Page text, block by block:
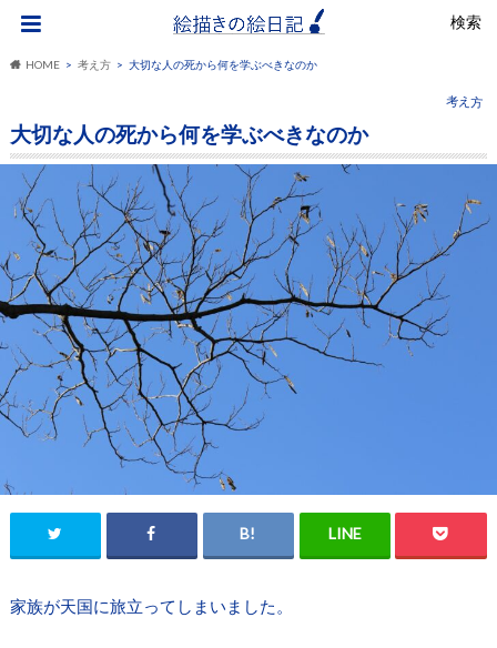
HOME 考え方 大切な人の死から何を学ぶべきなのか
考え方
大切な人の死から何を学ぶべきなのか
家族が天国に旅立ってしまいました。
検索